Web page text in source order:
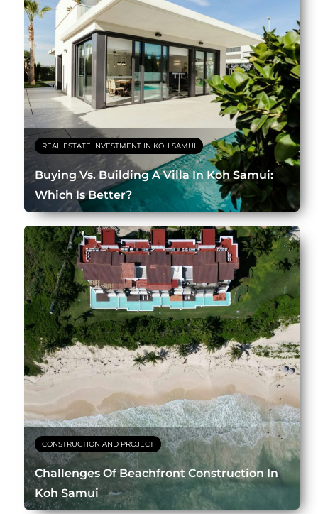
REAL ESTATE INVESTMENT IN KOH SAMUI
Buying Vs. Building A Villa In Koh Samui:
Which Is Better?
CONSTRUCTION AND PROJECT
Challenges Of Beachfront Construction In
Koh Samui